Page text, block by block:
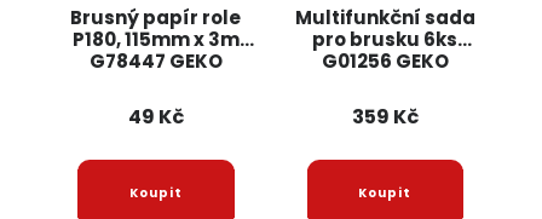
Brusný papír role
P180, 115mm x 3m
G78447 GEKO
49 Kč
Multifunkční sada
pro brusku 6ks
G01256 GEKO
359 Kč